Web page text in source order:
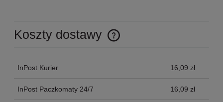
Koszty dostawy
Cena nie zawiera ewentualnych kosztów płatności
InPost Kurier 16,09 zł
InPost Paczkomaty 24/7 16,09 zł